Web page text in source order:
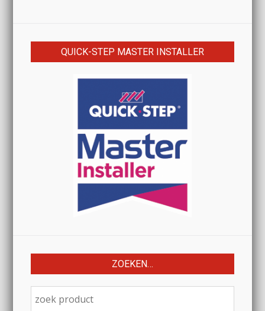
QUICK-STEP MASTER INSTALLER
ZOEKEN…